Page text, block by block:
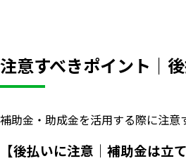
注意すべきポイント｜
補助金・助成金を活用する際に注意
【後払いに注意｜補助金は立